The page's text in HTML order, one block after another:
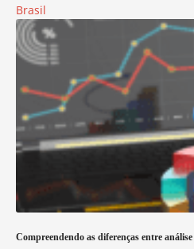
Brasil
Compreendendo as diferenças entre